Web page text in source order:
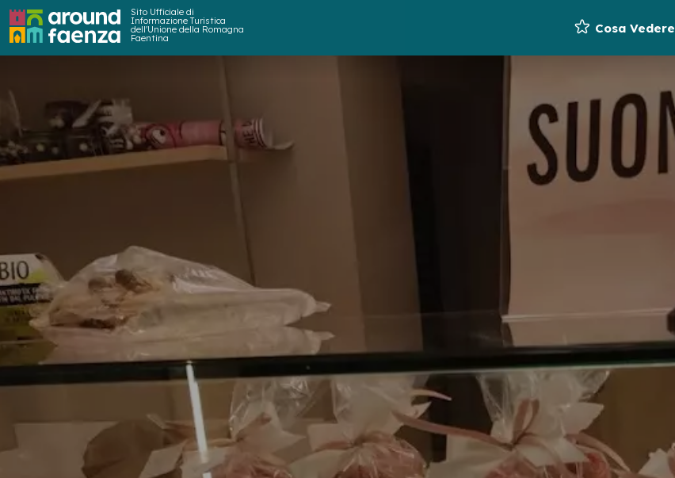
Sito Ufficiale di
Informazione Turistica
dell'Unione della Romagna
Faentina
Cosa Vedere